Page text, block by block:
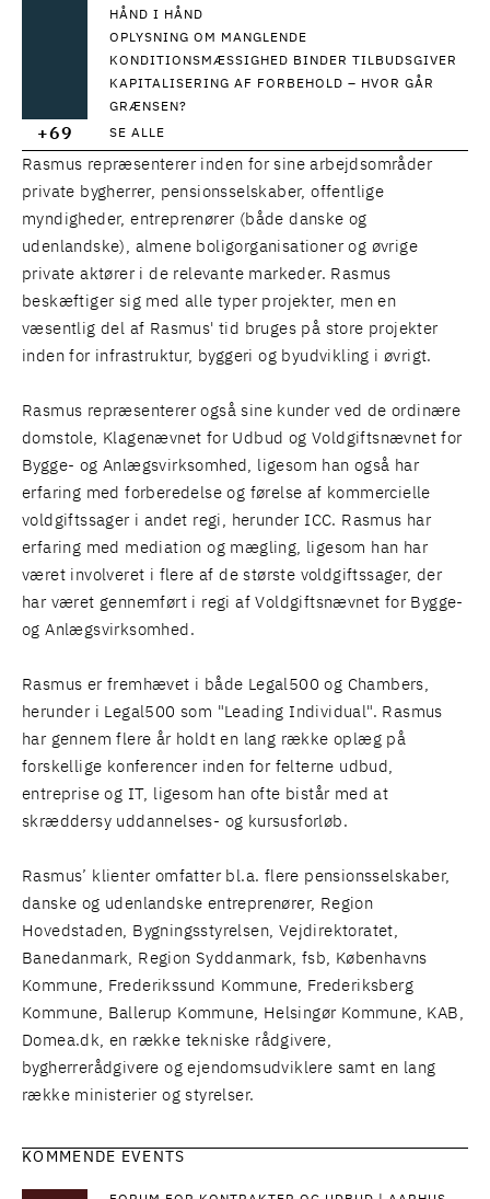
HÅND I HÅND
OPLYSNING OM MANGLENDE
KONDITIONSMÆSSIGHED BINDER TILBUDSGIVER
KAPITALISERING AF FORBEHOLD – HVOR GÅR
GRÆNSEN?
+69 SE ALLE
Rasmus repræsenterer inden for sine arbejdsområder
private bygherrer, pensionsselskaber, offentlige
myndigheder, entreprenører (både danske og
udenlandske), almene boligorganisationer og øvrige
private aktører i de relevante markeder. Rasmus
beskæftiger sig med alle typer projekter, men en
væsentlig del af Rasmus' tid bruges på store projekter
inden for infrastruktur, byggeri og byudvikling i øvrigt.
Rasmus repræsenterer også sine kunder ved de ordinære
domstole, Klagenævnet for Udbud og Voldgiftsnævnet for
Bygge- og Anlægsvirksomhed, ligesom han også har
erfaring med forberedelse og førelse af kommercielle
voldgiftssager i andet regi, herunder ICC. Rasmus har
erfaring med mediation og mægling, ligesom han har
været involveret i flere af de største voldgiftssager, der
har været gennemført i regi af Voldgiftsnævnet for Bygge-
og Anlægsvirksomhed.
Rasmus er fremhævet i både Legal500 og Chambers,
herunder i Legal500 som "Leading Individual". Rasmus
har gennem flere år holdt en lang række oplæg på
forskellige konferencer inden for felterne udbud,
entreprise og IT, ligesom han ofte bistår med at
skræddersy uddannelses- og kursusforløb.
Rasmus’ klienter omfatter bl.a. flere pensionsselskaber,
danske og udenlandske entreprenører, Region
Hovedstaden, Bygningsstyrelsen, Vejdirektoratet,
Banedanmark, Region Syddanmark, fsb, Københavns
Kommune, Frederikssund Kommune, Frederiksberg
Kommune, Ballerup Kommune, Helsingør Kommune, KAB,
Domea.dk, en række tekniske rådgivere,
bygherrerådgivere og ejendomsudviklere samt en lang
række ministerier og styrelser.
KOMMENDE EVENTS